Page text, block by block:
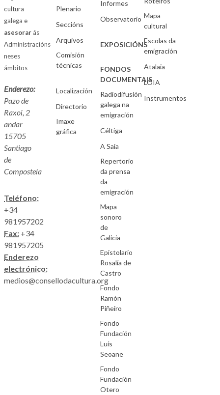
cultura
galega e
asesorarás
Administracións
neses
ámbitos
Enderezo:
Pazo de
Raxoi, 2
andar
15705
Santiago
de
Compostela
Teléfono:
+34
981957202
Fax: +34
981957205
Enderezo
electrónico:
medios@consellodacultura.org
Plenario
Seccións
Arquivos
Comisión
técnicas
Localización
Directorio
Imaxe
gráfica
Informes
Observatorio
EXPOSICIÓNS
FONDOS
DOCUMENTAIS
Radiodifusión
galega na
emigración
Céltiga
A Saia
Repertorio
da prensa
da
emigración
Mapa
sonoro
de
Galicia
Epistolario
Rosalía de
Castro
Fondo
Ramón
Piñeiro
Fondo
Fundación
Luís
Seoane
Fondo
Fundación
Otero
Mapa
cultural
Escolas da
emigración
Atalaia
LOIA
Instrumentos